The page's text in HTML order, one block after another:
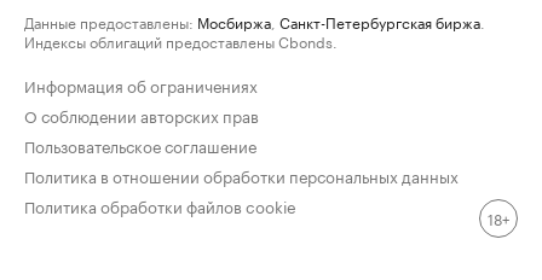
Данные предоставлены: Мосбиржа Санкт-Петербургская биржа
Индексы облигаций предоставлены Cbonds.
Информация об ограничениях
О соблюдении авторских прав
Пользовательское соглашение
Политика в отношении обработки персональных данных
Политика обработки файлов cookie
18+